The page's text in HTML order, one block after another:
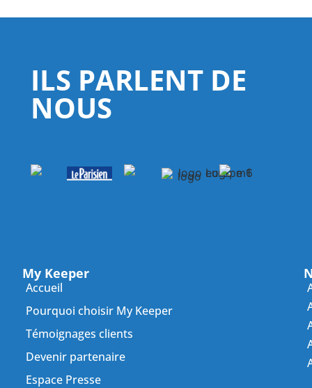
ILS PARLENT DE
NOUS
My Keeper
Accueil
Pourquoi choisir My Keeper
Témoignages clients
Devenir partenaire
Espace Presse